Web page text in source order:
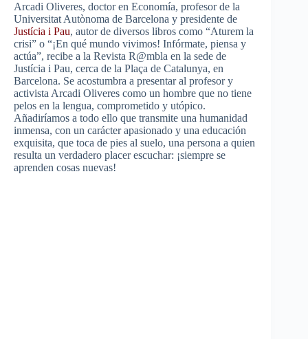
Arcadi Oliveres, doctor en Economía, profesor de la
Universitat Autònoma de Barcelona y presidente de
Justícia i Pau, autor de diversos libros como “Aturem la
crisi” o “¡En qué mundo vivimos! Infórmate, piensa y
actúa”, recibe a la Revista R@mbla en la sede de
Justícia i Pau, cerca de la Plaça de Catalunya, en
Barcelona. Se acostumbra a presentar al profesor y
activista Arcadi Oliveres como un hombre que no tiene
pelos en la lengua, comprometido y utópico.
Añadiríamos a todo ello que transmite una humanidad
inmensa, con un carácter apasionado y una educación
exquisita, que toca de pies al suelo, una persona a quien
resulta un verdadero placer escuchar: ¡siempre se
aprenden cosas nuevas!